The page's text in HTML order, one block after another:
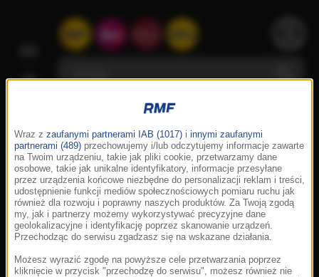
Wraz z zaufanymi partnerami IAB (1017) i innymi zaufanymi
partnerami (489) przechowujemy i/lub odczytujemy informacje zawarte
na Twoim urządzeniu, takie jak pliki cookie, przetwarzamy dane
osobowe, takie jak unikalne identyfikatory, informacje przesyłane
przez urządzenia końcowe niezbędne do personalizacji reklam i treści,
udostępnienie funkcji mediów społecznościowych pomiaru ruchu jak
również dla rozwoju i poprawny naszych produktów. Za Twoją zgodą
my, jak i partnerzy możemy wykorzystywać precyzyjne dane
geolokalizacyjne i identyfikację poprzez skanowanie urządzeń.
Przechodząc do serwisu zgadzasz się na wskazane działania.
Możesz wyrazić zgodę na powyższe cele przetwarzania poprzez
kliknięcie w przycisk "przechodzę do serwisu", możesz również nie